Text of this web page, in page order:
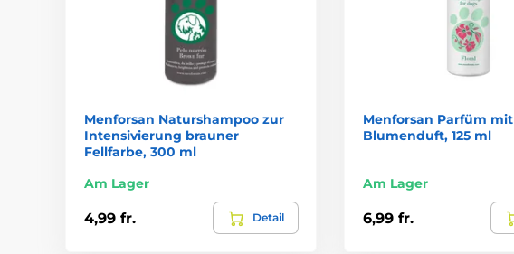
Menforsan Naturshampoo zur
Intensivierung brauner
Fellfarbe, 300 ml
Am Lager
4,99 fr. Detail
Menforsan Parfüm mit
Blumenduft, 125 ml
Am Lager
6,99 fr.